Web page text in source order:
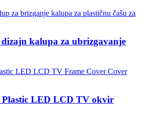
kalupa za ubrizgavanje
Plastic LED LCD TV okvir